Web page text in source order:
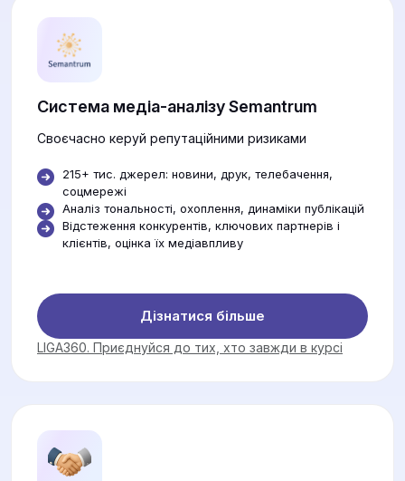
Система медіа-аналізу Semantrum
Своєчасно керуй репутаційними ризиками
215+ тис. джерел: новини, друк, телебачення,
соцмережі
Аналіз тональності, охоплення, динаміки публікацій
Відстеження конкурентів, ключових партнерів і
клієнтів, оцінка їх медіавпливу
Дізнатися більше
LIGA360. Приєднуйся до тих, хто завжди в курсі